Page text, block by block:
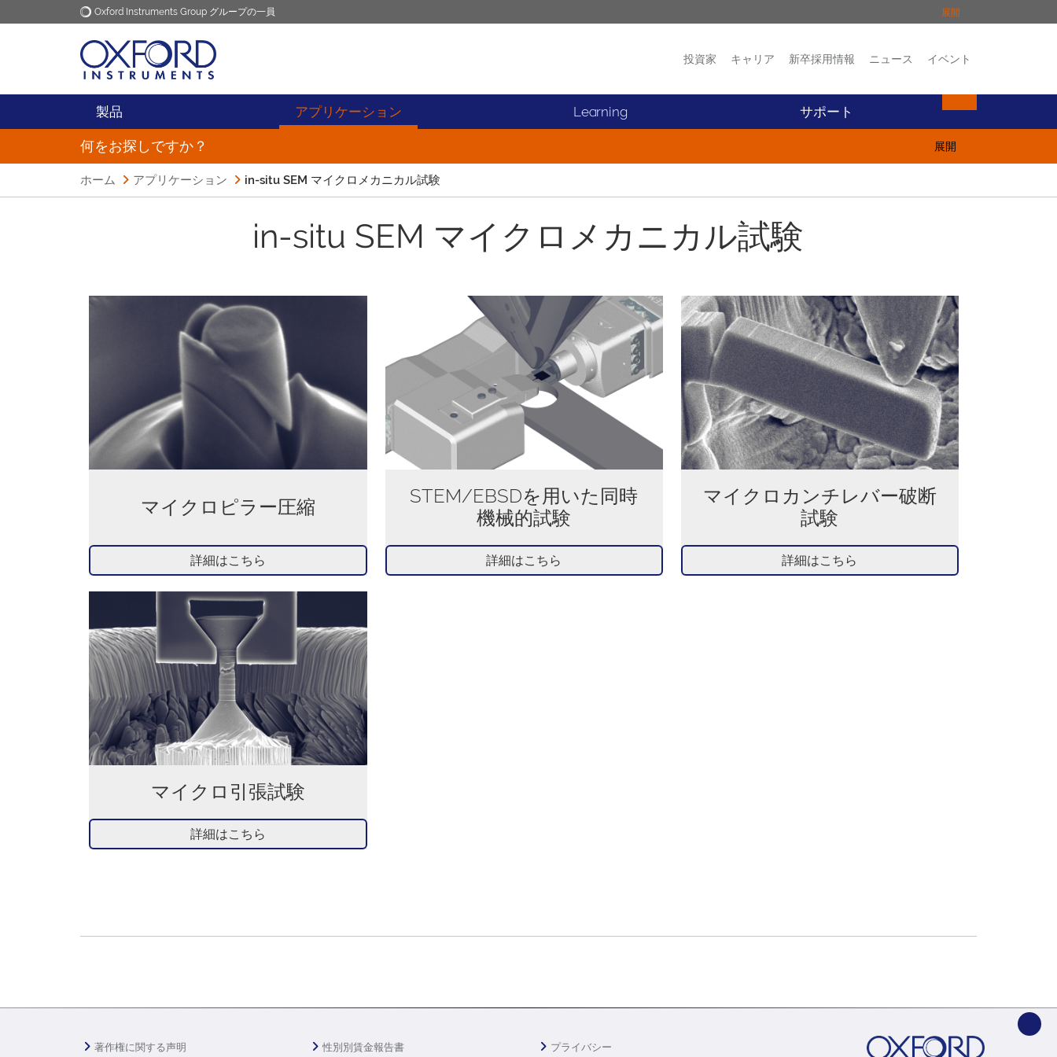
Oxford Instruments Group グループの一員 展開
Oxford Instruments イベント お問い合わせ
投資家 キャリア 新卒採用情報 ニュース イベント
製品 アプリケーション Learning サポート
何をお探しですか？ 展開
ホーム アプリケーション in-situ SEM マイクロメカニカル試験
in-situ SEM マイクロメカニカル試験
マイクロピラー圧縮
詳細はこちら
STEM/EBSDを用いた同時
機械的試験
詳細はこちら
マイクロカンチレバー破断
試験
詳細はこちら
マイクロ引張試験
詳細はこちら
著作権に関する声明 性別別賃金報告書 プライバシー